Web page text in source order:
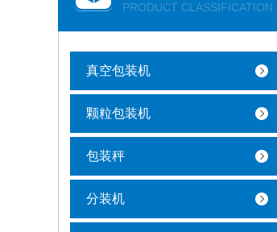
PRODUCT CLASSIFICATION
真空包装机
颗粒包装机
包装秤
分装机